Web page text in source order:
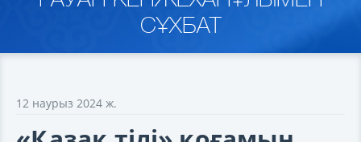
СҰХБАТ
12 наурыз 2024 ж.